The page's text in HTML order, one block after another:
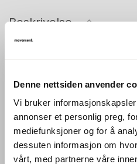
Denne nettsiden anvender
Vi bruker
annonser et personlig preg,
mediefunksjoner og for å
dessuten informasjon om
vårt, med partnerne våre
Beskrivelse
XO kontorstol fra Savo er en
modellen har høy rygg som
armlener som avlaster
arbeidsdagen.
Stolen er utstyrt med flere
det enkelt å tilpasse både